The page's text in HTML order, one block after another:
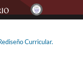
Curricular.